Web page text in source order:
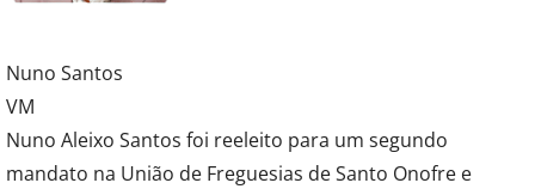
Nuno Santos
VM
Nuno Aleixo Santos foi reeleito para um segundo
mandato na União de Freguesias de Santo Onofre e